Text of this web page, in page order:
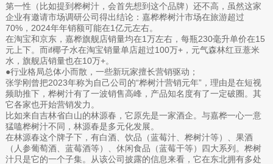
第一性（比如提到桦树汁，会首先想到这个品牌）还不高，虽然这家
企业有邀请市场调研公司得出结论：嘉桦桦树汁市场在旅游超过
70%，2024年年销额可能在1亿元左右。
在淘宝和京东，嘉桦旗舰店销量均在1万左右，每瓶230毫升单价在15
元上下。而if椰子水在淘宝销量单店超过100万+，元气森林红豆薏米
水，旗舰店销量也在10万+。
●行业格局总体小而散，一些新玩家擅长营销驱动；
张学刚曾把2023年称为自己公司的“桦树汁营销元年”，理由是在短视
频助推下，桦树汁有了一波销售高峰，产品知名度有了一定破圈。其
它各家也开始营销发力。
比如来自吉林省白山的林源春，它原先是一家酒企。与嘉桦一心一意
猛嗑桦树汁不同，林源春是多元化发展。
在林源春这个牌子下，有白酒、饮品（蓝莓汁、桦树汁等）、果酒
（人参葡萄酒、蓝莓酒等）、休闲食品（蓝莓干等）四大系列。桦树
汁只是它的一个子集。从该公司披露的信息来看，它在东北拥有多处